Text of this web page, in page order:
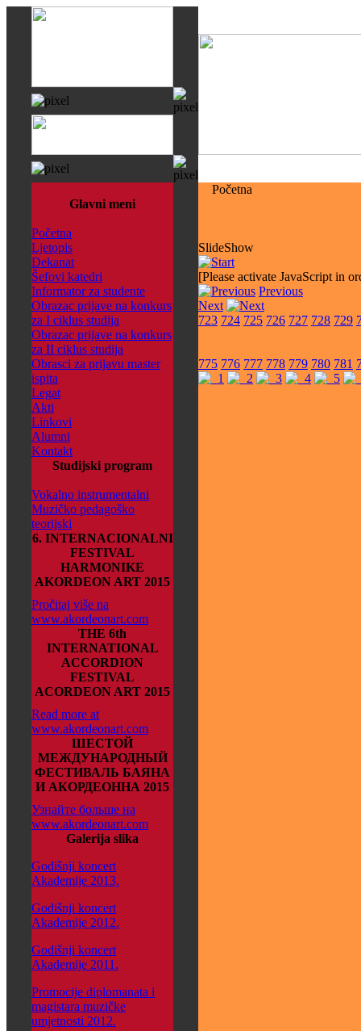
Glavni meni
Početna
Ljetopis
Dekanat
Šefovi katedri
Informator za studente
Obrazac prijave na konkurs
za I ciklus studija
Obrazac prijave na konkurs
za II ciklus studija
Obrasci za prijavu master
ispita
Legat
Akti
Linkovi
Alumni
Kontakt
Studijski program
Vokalno instrumentalni
Muzičko pedagoško
teorijski
6. INTERNACIONALNI
FESTIVAL
HARMONIKE
AKORDEON ART 2015
Pročitaj više na
www.akordeonart.com
THE 6th
INTERNATIONAL
ACCORDION
FESTIVAL
ACORDEON ART 2015
Read more at
www.akordeonart.com
ШЕСТОЙ
МЕЖДУНАРОДНЫЙ
ФЕСТИВАЛЬ БАЯНА
И АКОРДЕОННА 2015
Узнайте больше на
www.akordeonart.com
Galerija slika
Godišnji koncert
Akademije 2013.
Godišnji koncert
Akademije 2012.
Godišnji koncert
Akademije 2011.
Promocije diplomanata i
magistara muzičke
umjetnosti 2012.
Početna
SlideShow
[Please activate JavaScript in
Previous
Next
723 724 725 726 727 728 729
775 776 777 778 779 780 781